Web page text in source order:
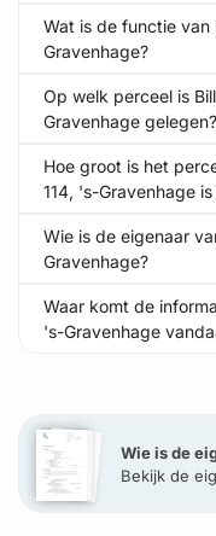
Wat is de functie van
Gravenhage?
Op welk perceel is
Gravenhage gelegen?
Hoe groot is het
114, 's-Gravenhage
Wie is de eigenaar
Gravenhage?
Waar komt de
's-Gravenhage
Wie is de
Bekijk de